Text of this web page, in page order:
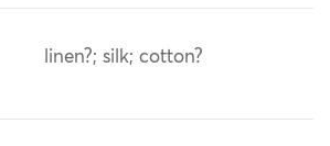
linen?; silk; cotton?